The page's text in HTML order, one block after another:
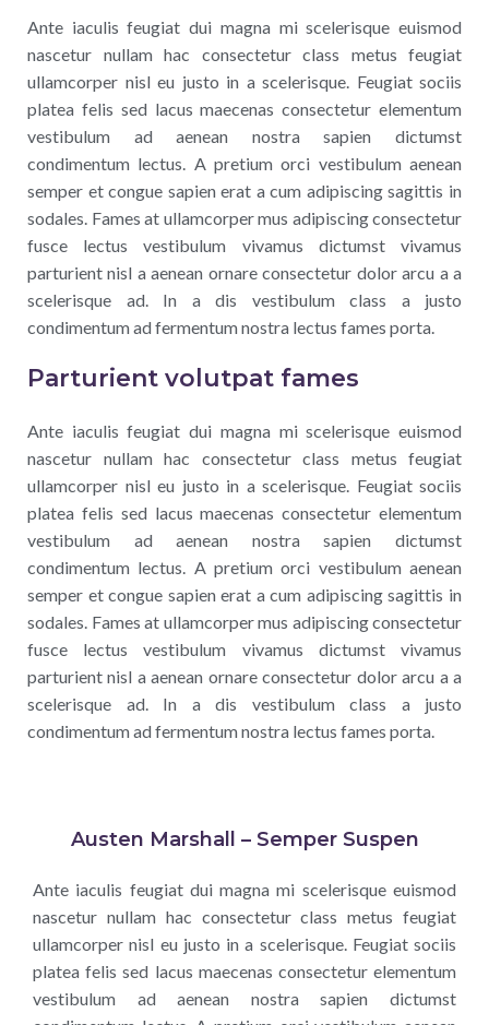
Ante iaculis feugiat dui magna mi scelerisque euismod
nascetur nullam hac consectetur class metus feugiat
ullamcorper nisl eu justo in a scelerisque. Feugiat sociis
platea felis sed lacus maecenas consectetur elementum
vestibulum ad aenean nostra sapien dictumst
condimentum lectus. A pretium orci vestibulum aenean
semper et congue sapien erat a cum adipiscing sagittis in
sodales. Fames at ullamcorper mus adipiscing consectetur
fusce lectus vestibulum vivamus dictumst vivamus
parturient nisl a aenean ornare consectetur dolor arcu a a
scelerisque ad. In a dis vestibulum class a justo
condimentum ad fermentum nostra lectus fames porta.
Parturient volutpat fames
Ante iaculis feugiat dui magna mi scelerisque euismod
nascetur nullam hac consectetur class metus feugiat
ullamcorper nisl eu justo in a scelerisque. Feugiat sociis
platea felis sed lacus maecenas consectetur elementum
vestibulum ad aenean nostra sapien dictumst
condimentum lectus. A pretium orci vestibulum aenean
semper et congue sapien erat a cum adipiscing sagittis in
sodales. Fames at ullamcorper mus adipiscing consectetur
fusce lectus vestibulum vivamus dictumst vivamus
parturient nisl a aenean ornare consectetur dolor arcu a a
scelerisque ad. In a dis vestibulum class a justo
condimentum ad fermentum nostra lectus fames porta.
Austen Marshall – Semper Suspen
Ante iaculis feugiat dui magna mi scelerisque euismod
nascetur nullam hac consectetur class metus feugiat
ullamcorper nisl eu justo in a scelerisque. Feugiat sociis
platea felis sed lacus maecenas consectetur elementum
vestibulum ad aenean nostra sapien dictumst